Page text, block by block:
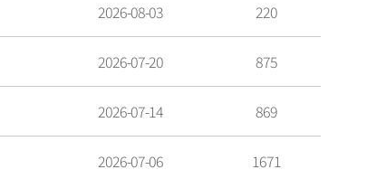
2026-08-03 220
2026-07-20 875
2026-07-14 869
2026-07-06 1671